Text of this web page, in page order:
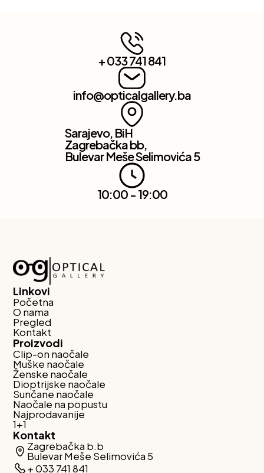
+ 033 741 841
info@opticalgallery.ba
Sarajevo, BiH
Zagrebačka bb,
Bulevar Meše Selimovića 5
10:00 - 19:00
Linkovi
Početna
O nama
Pregled
Kontakt
Proizvodi
Clip-on naočale
Muške naočale
Ženske naočale
Dioptrijske naočale
Sunčane naočale
Naočale na popustu
Najprodavanije
1+1
Kontakt
Zagrebačka b.b
Bulevar Meše Selimovića 5
+ 033 741 841